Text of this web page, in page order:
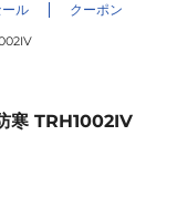
ル クーポン
寒 TRH1002IV